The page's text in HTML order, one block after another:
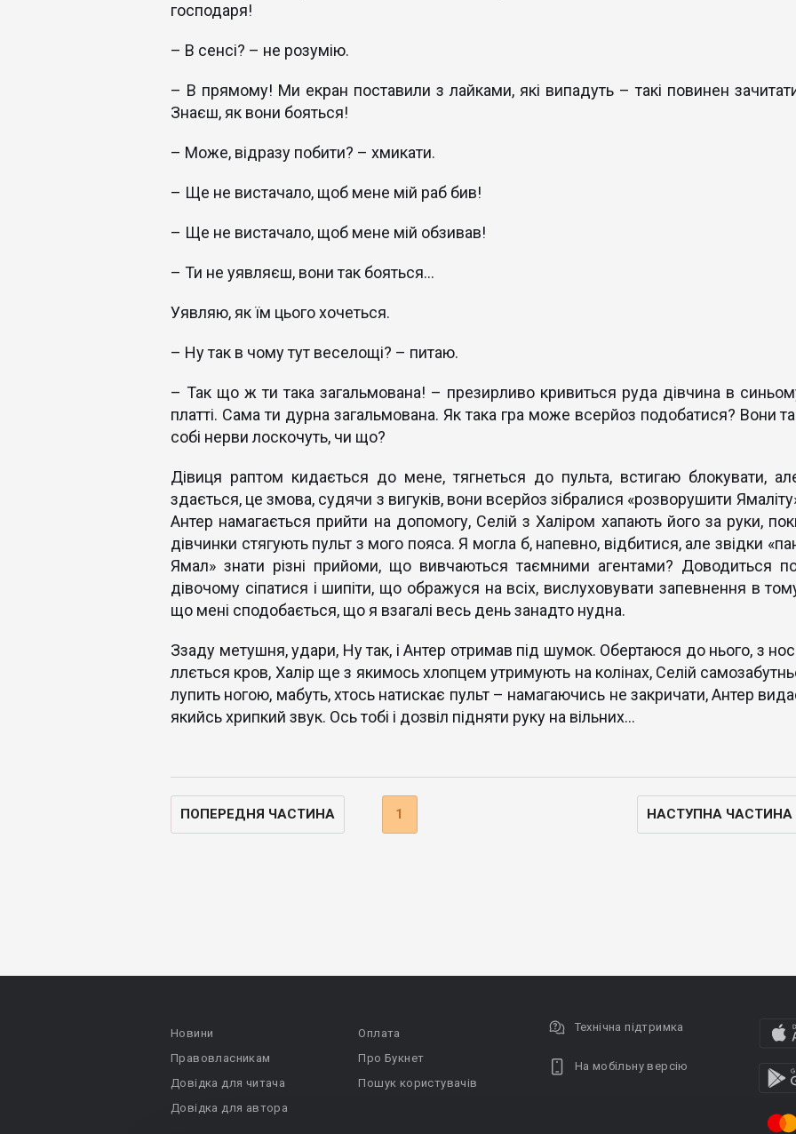
господаря!
– В сенсі? – не розумію.
– В прямому! Ми екран поставили з лайками, які випадуть – такі повинен
Знаєш, як вони бояться!
– Може, відразу побити? – хмикати.
– Ще не вистачало, щоб мене мій раб бив!
– Ще не вистачало, щоб мене мій обзивав!
– Ти не уявляєш, вони так бояться...
Уявляю, як їм цього хочеться.
– Ну так в чому тут веселощі? – питаю.
– Так що ж ти така загальмована! – презирливо кривиться руда дівчина в
платті. Сама ти дурна загальмована. Як така гра може всерйоз подобатися? Вони
собі нерви лоскочуть, чи що?
Дівиця раптом кидається до мене, тягнеться до пульта, встигаю блокувати,
здається, це змова, судячи з вигуків, вони всерйоз зібралися «розворушити
Антер намагається прийти на допомогу, Селій з Халіром хапають його за руки,
дівчинки стягують пульт з мого пояса. Я могла б, напевно, відбитися, але звідки
Ямал» знати різні прийоми, що вивчаються таємними агентами? Доводиться
дівочому сіпатися і шипіти, що ображуся на всіх, вислуховувати запевнення в
що мені сподобається, що я взагалі весь день занадто нудна.
Ззаду метушня, удари, Ну так, і Антер отримав під шумок. Обертаюся до нього, з
ллється кров, Халір ще з якимось хлопцем утримують на колінах, Селій
лупить ногою, мабуть, хтось натискає пульт – намагаючись не закричати, Антер
якийсь хрипкий звук. Ось тобі і дозвіл підняти руку на вільних...
ПОПЕРЕДНЯ ЧАСТИНА 1 НАСТУПНА ЧАСТИНА
Новини
Правовласникам
Довідка для читача
Довідка для автора
Оплата
Про Букнет
Пошук користувачів
Технічна підтримка
На мобільну версію